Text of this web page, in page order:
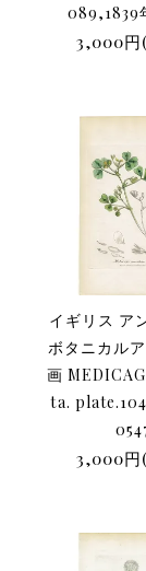
089,1839
3,000円
イギリス ア
ボタニカル
画
ta.
3,000円